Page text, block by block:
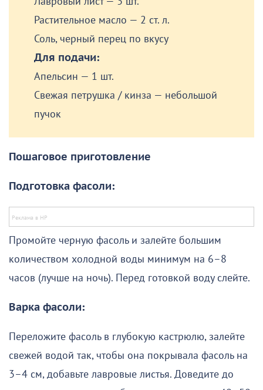
Растительное масло — 2 ст. л.
Соль, черный перец по вкусу
Для подачи:
Апельсин — 1 шт.
Свежая петрушка / кинза — небольшой
пучок
Пошаговое приготовление
Подготовка фасоли:
Промойте черную фасоль и залейте большим
количеством холодной воды минимум на 6–8
часов (лучше на ночь). Перед готовкой воду слейте.
Варка фасоли:
Переложите фасоль в глубокую кастрюлю, залейте
свежей водой так, чтобы она покрывала фасоль на
3–4 см, добавьте лавровые листья. Доведите до